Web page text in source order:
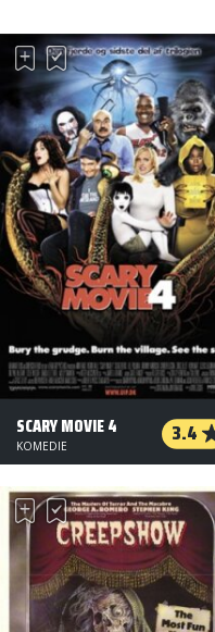
©
Scope
2020
SCARY MOVIE 4 3.4
KOMEDIE